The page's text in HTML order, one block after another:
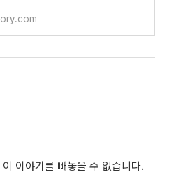
이야기를 빼놓을 수 없습니다.